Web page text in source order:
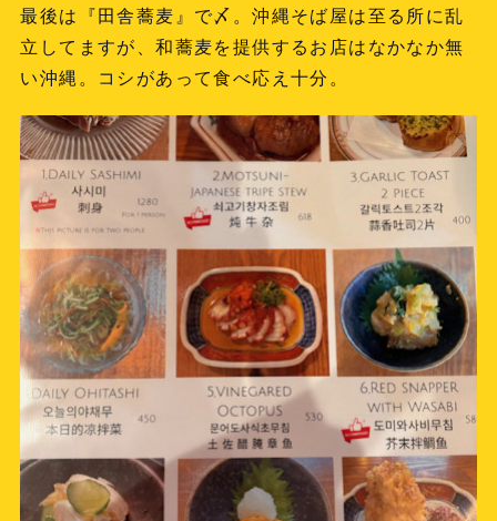
最後は『田舎蕎麦』で〆。沖縄そば屋は至る所に乱
立してますが、和蕎麦を提供するお店はなかなか無
い沖縄。コシがあって食べ応え十分。